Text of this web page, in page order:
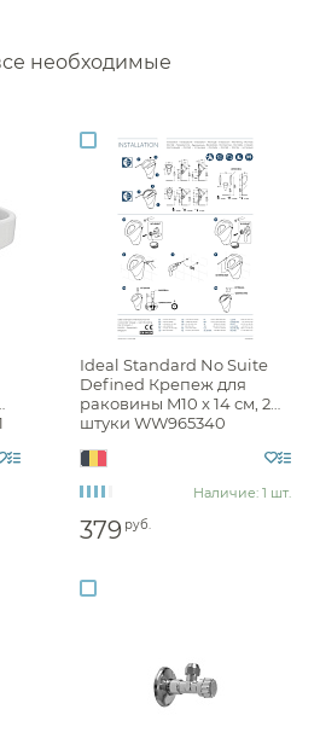
необходимые
Ideal Standard No Suite
Defined Крепеж для
раковины M10 x 14 см, 2
штуки WW965340
Наличие: 1 шт.
379 руб.